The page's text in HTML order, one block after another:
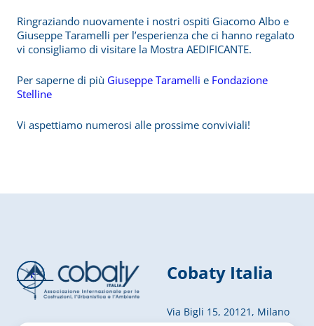
Ringraziando nuovamente i nostri ospiti Giacomo Albo e
Giuseppe Taramelli per l’esperienza che ci hanno regalato
vi consigliamo di visitare la Mostra AEDIFICANTE.
Per saperne di più Giuseppe Taramelli e Fondazione
Stelline
Vi aspettiamo numerosi alle prossime conviviali!
Cobaty Italia
Via Bigli 15, 20121, Milano